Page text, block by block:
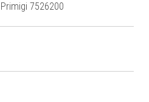
7526200